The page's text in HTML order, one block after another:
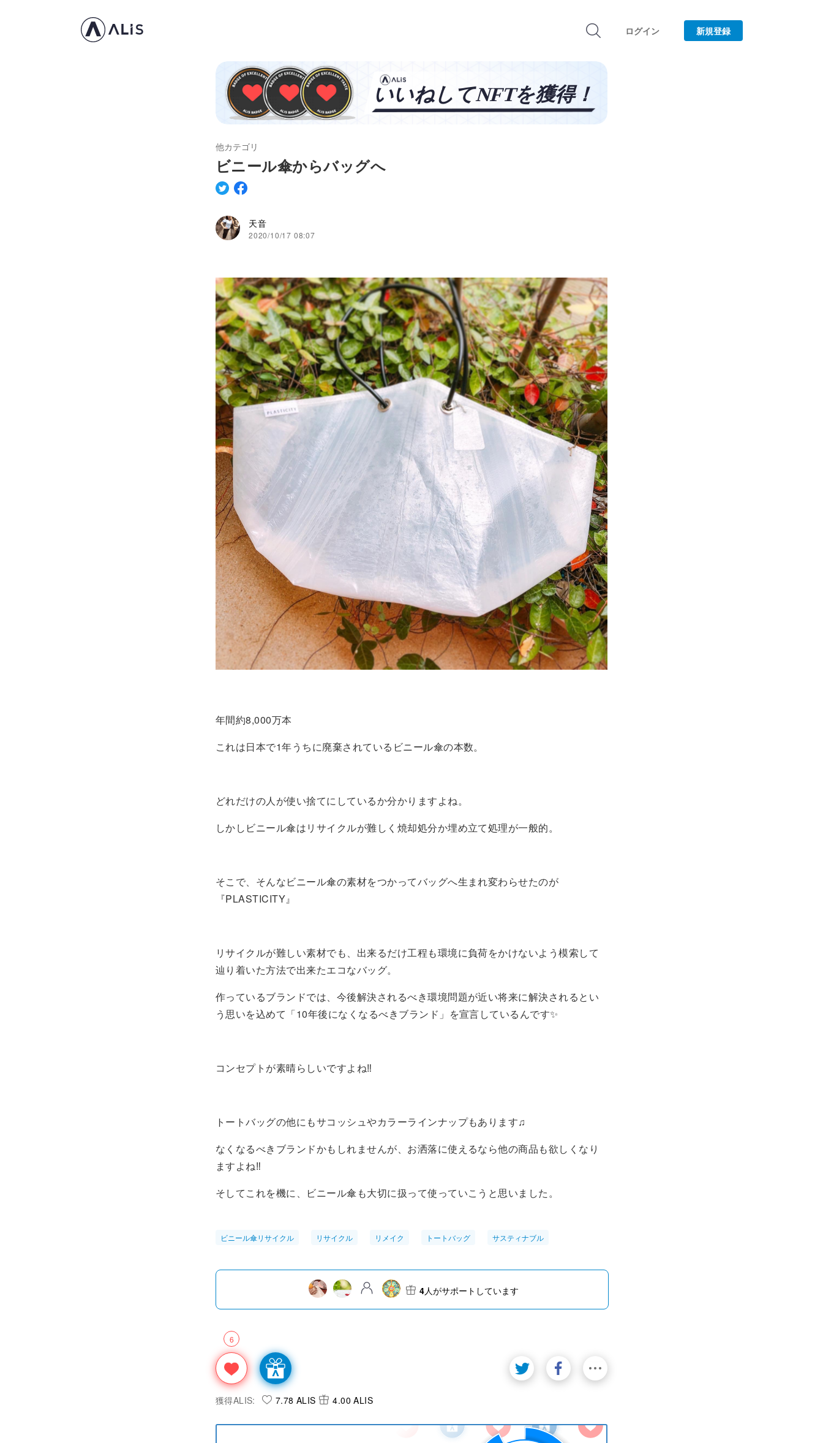
ログイン 新規登録
他カテゴリ
ビニール傘からバッグへ
天音
2020/10/17 08:07
年間約8,000万本
これは日本で1年うちに廃棄されているビニール傘の本数。
どれだけの人が使い捨てにしているか分かりますよね。
しかしビニール傘はリサイクルが難しく焼却処分か埋め立て処理が一般的。
そこで、そんなビニール傘の素材をつかってバッグへ生まれ変わらせたのが
『PLASTICITY』
リサイクルが難しい素材でも、出来るだけ工程も環境に負荷をかけないよう模索して
辿り着いた方法で出来たエコなバッグ。
作っているブランドでは、今後解決されるべき環境問題が近い将来に解決されるとい
う思いを込めて「10年後になくなるべきブランド」を宣言しているんです✨
コンセプトが素晴らしいですよね‼︎
トートバッグの他にもサコッシュやカラーラインナップもあります♫
なくなるべきブランドかもしれませんが、お洒落に使えるなら他の商品も欲しくなり
ますよね‼︎
そしてこれを機に、ビニール傘も大切に扱って使っていこうと思いました。
ビニール傘リサイクル リサイクル リメイク トートバッグ サスティナブル
6
4人がサポートしています
獲得ALIS: 7.78 ALIS 4.00 ALIS